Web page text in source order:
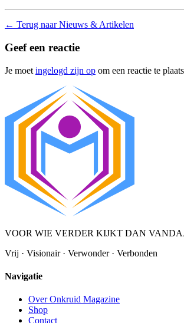
← Terug naar Nieuws & Artikelen
Geef een reactie
Je moet ingelogd zijn op om een reactie te
VOOR WIE VERDER KIJKT DAN
Vrij · Visionair · Verwonder · Verbonden
Navigatie
Over Onkruid Magazine
Shop
Contact